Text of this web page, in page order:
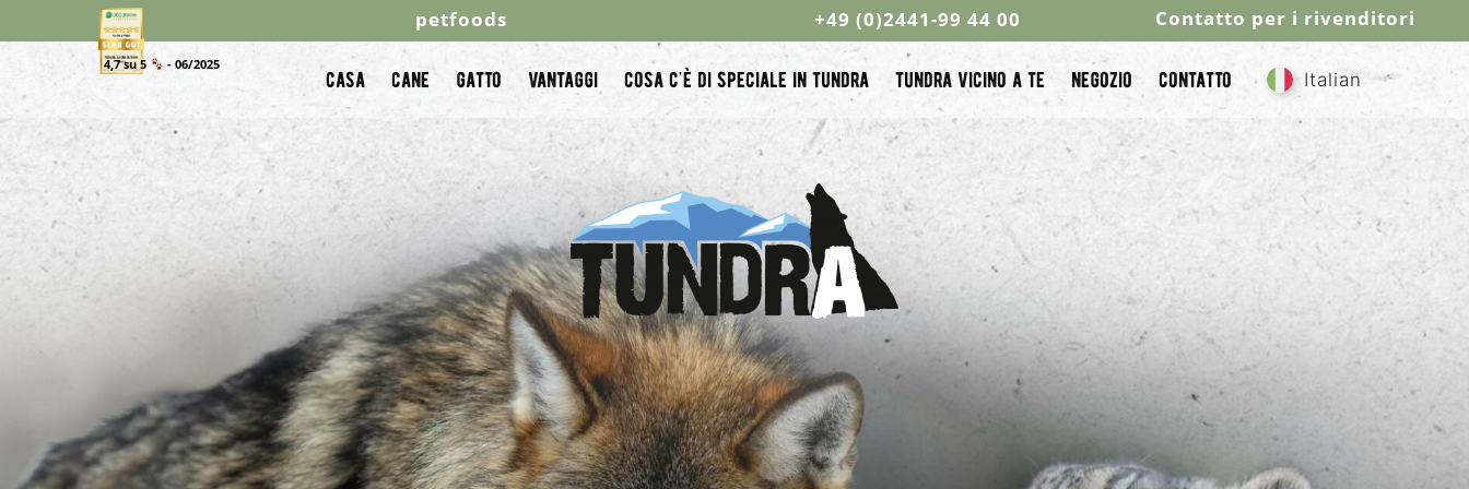
4,7 su 5 - 06/2025
petfoods +49 (0)2441-99 44 00 Contatto per i rivenditori
casa cane gatto vantaggi cosa c'è di speciale in tundra tundra vicino a te negozio contatto Italian